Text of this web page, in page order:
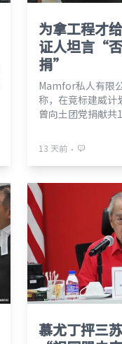
为拿工程才
证人坦言“
捐”
Mamfor私人有限
称，在竞标建威计
曾向土团党捐献共
13 天前 ⋅
慕尤丁抨三